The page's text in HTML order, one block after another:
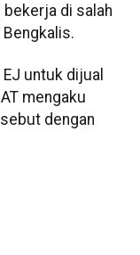
bekerja di salah
untuk dijual
mengaku
dengan